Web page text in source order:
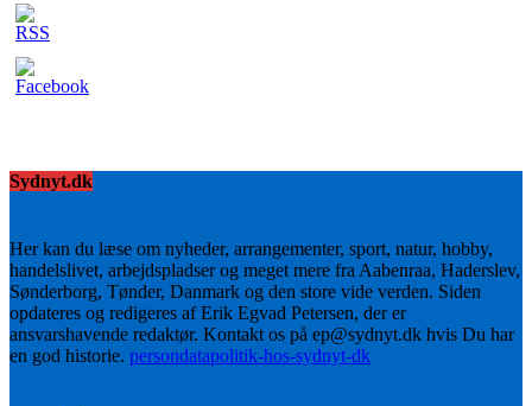
Sydnyt.dk
Her kan du læse om nyheder, arrangementer, sport, natur, hobby,
handelslivet, arbejdspladser og meget mere fra Aabenraa, Haderslev,
Sønderborg, Tønder, Danmark og den store vide verden. Siden
opdateres og redigeres af Erik Egvad Petersen, der er
ansvarshavende redaktør. Kontakt os på ep@sydnyt.dk hvis Du har
en god historie. persondatapolitik-hos-sydnyt-dk